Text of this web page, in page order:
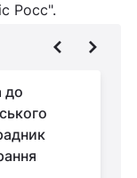
Росс".
до